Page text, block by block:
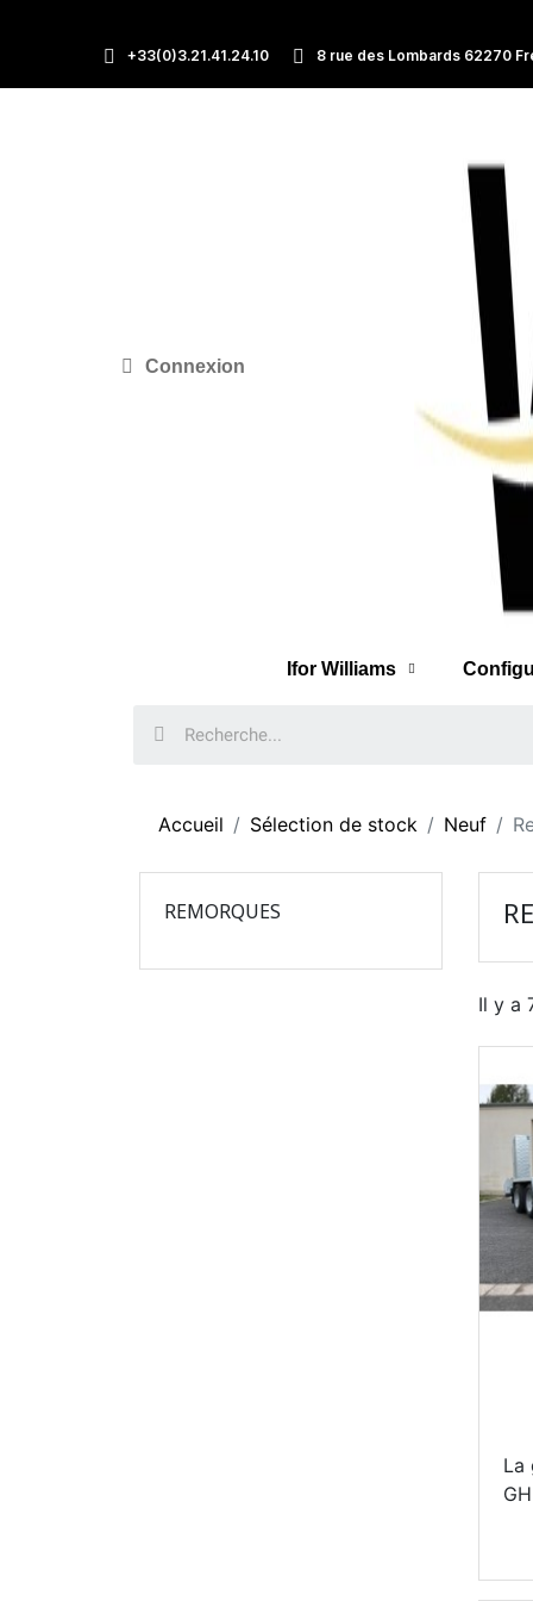
+33(0)3.21.41.24.10 8 rue des Lombards 62270
Connexion
Ifor Williams
Accueil Sélection de stock Neuf
REMORQUES
Il y a
La